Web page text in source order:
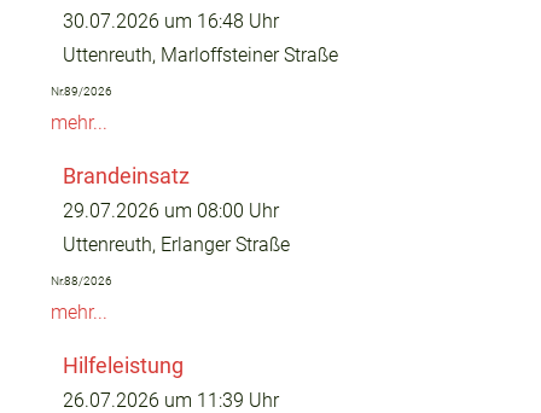
30.07.2026 um 16:48 Uhr
Uttenreuth, Marloffsteiner Straße
Nr.89/2026
mehr...
Brandeinsatz
29.07.2026 um 08:00 Uhr
Uttenreuth, Erlanger Straße
Nr.88/2026
mehr...
Hilfeleistung
26.07.2026 um 11:39 Uhr